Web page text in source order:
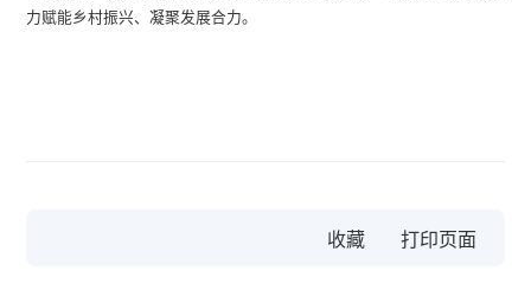
力赋能乡村振兴、凝聚发展合力。
收藏